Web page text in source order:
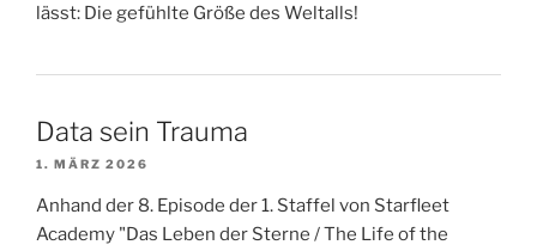
lässt: Die gefühlte Größe des Weltalls!
Data sein Trauma
1. MÄRZ 2026
Anhand der 8. Episode der 1. Staffel von Starfleet
Academy "Das Leben der Sterne / The Life of the